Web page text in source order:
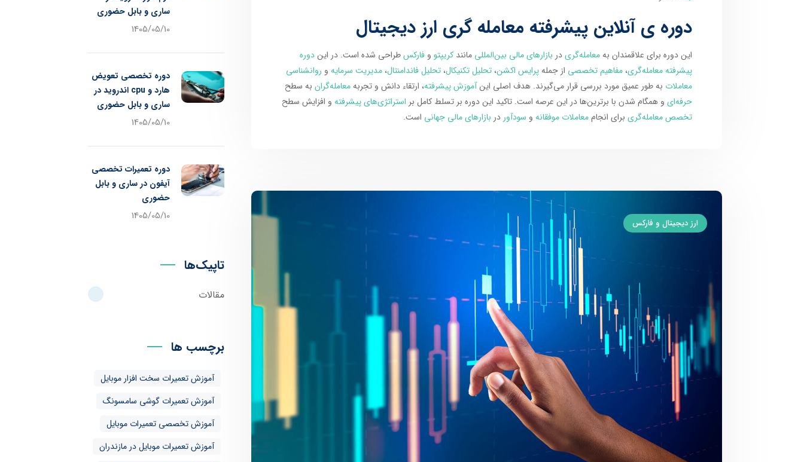
دوره ی آنلاین پیشرفته معامله گری ارز دیجیتال
این دوره برای علاقمندان بهمعامله‌گریدر بازارهای مالی بین‌المللی مانند کریپتو و فارکسطراحی شده است. در ایندوره
پیشرفته معامله‌گری، مفاهیم تخصصی از جملهپرایس اکشن، تحلیل تکنیکال، تحلیل فاندامنتال، مدیریت سرمایه و روانشناسی
معاملات به طور عمیق مورد بررسی قرار می‌گیرند. هدف اصلی اینآموزش پیشرفته، ارتقاء دانش و تجربهمعامله‌گران به سطح
حرفه‌ای و همگام شدن با برترین‌ها در این عرصه است. تاکید این دوره بر تسلط کامل بر استراتژی‌های پیشرفته و افزایش سطح
تخصص معامله‌گری برای انجاممعاملات موفقانه و سودآور در بازارهای مالی جهانی است.
ارز دیجیتال و فارکس
ساری و بابل حضوری
1405/05/10
دوره تخصصی تعویض
هارد و cpu اندروید در
ساری و بابل حضوری
1405/05/10
دوره تعمیرات تخصصی
آیفون در ساری و بابل
حضوری
1405/05/10
تاپیک‌ها
مقالات
برچسب ها
آموزش تعمیرات سخت افزار موبایل
آموزش تعمیرات گوشی سامسونگ
آموزش تخصصی تعمیرات موبایل
آموزش تعمیرات موبایل در مازندران